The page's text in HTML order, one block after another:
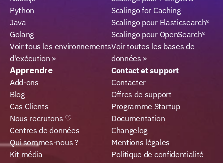
Python
Java
Golang
Voir tous les environnements
d'exécution »
Scalingo for Caching
Scalingo pour Elasticsearch®
Scalingo pour OpenSearch®
Voir toutes les bases de
données »
Apprendre
Add-ons
Blog
Cas Clients
Nous recrutons ♡
Centres de données
Qui sommes-nous ?
Kit média
Contact et support
Contacter
Offres de support
Programme Startup
Documentation
Changelog
Mentions légales
Politique de confidentialité